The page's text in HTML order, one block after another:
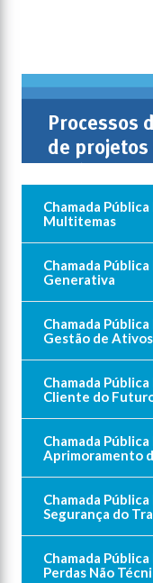
Processos
de
realizados:
Chamada
Multitemas
Chamada
Generativa
Chamada
Gestão de Ativos
Chamada
Cliente do
Chamada
Aprimoramento
Chamada
Segurança do
Chamada
Perdas Não